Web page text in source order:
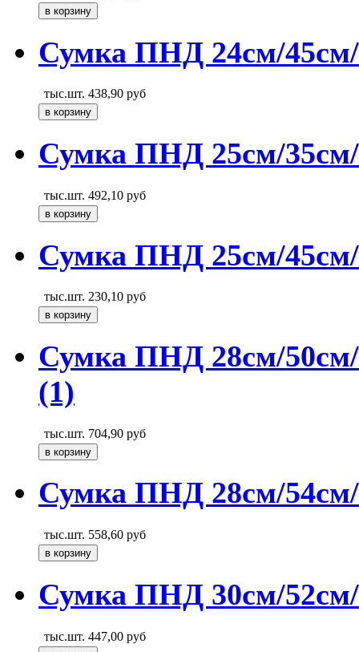
Сумка ПНД 24см/
тыс.шт. 438,90 руб
Сумка ПНД 25см/
тыс.шт. 492,10 руб
Сумка ПНД 25см/45см/
тыс.шт. 230,10 руб
Сумка ПНД 28см/50см/
(1)
тыс.шт. 704,90 руб
Сумка ПНД 28см/
тыс.шт. 558,60 руб
Сумка ПНД 30см/
тыс.шт. 447,00 руб